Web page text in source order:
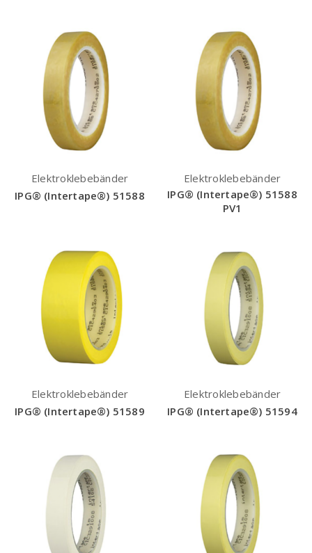
Elektroklebebänder
IPG® (Intertape®) 51588
Elektroklebebänder
IPG® (Intertape®) 51588
PV1
Elektroklebebänder
IPG® (Intertape®) 51589
Elektroklebebänder
IPG® (Intertape®) 51594